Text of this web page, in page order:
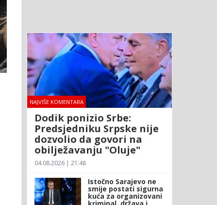
NAJVIŠE KOMENTARA
Dodik ponizio Srbe:
Predsjedniku Srpske nije
dozvolio da govori na
obilježavanju "Oluje"
04.08.2026 | 21:48
Istočno Sarajevo ne
smije postati sigurna
kuća za organizovani
kriminal, država i